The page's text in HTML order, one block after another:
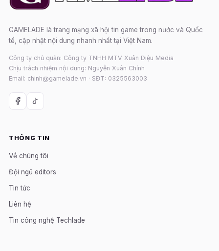
GAMELADE là trang mạng xã hội tin game trong nước và Quốc
tế, cập nhật nội dung nhanh nhất tại Việt Nam.
Công ty chủ quản: Công ty TNHH MTV Xuân Diệu Media
Chịu trách nhiệm nội dung: Nguyễn Xuân Chính
Email: chinh@gamelade.vn · SĐT: 0325563003
THÔNG TIN
Về chúng tôi
Đội ngũ editors
Tin tức
Liên hệ
Tin công nghệ Techlade